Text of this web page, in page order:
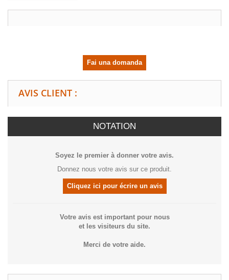
Fai una domanda
AVIS CLIENT :
NOTATION
Soyez le premier à donner votre avis.
Donnez nous votre avis sur ce produit.
Cliquez ici pour écrire un avis
Votre avis est important pour nous
et les visiteurs du site.
Merci de votre aide.